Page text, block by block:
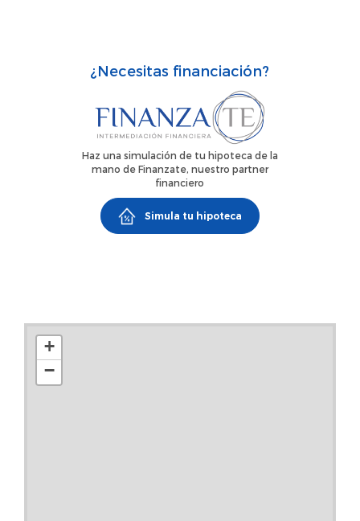
SON RENDERS-¿NECESITAS FINANCIACIÓN O ESTÁS
PENSANDO EN VENDDER TU PROPIEDAD? ¡Contáctanos!
Estaremos encantados de ayudarte y poder cubrir tus
necesidades. **CONSULTAR GASTOS Y HONORARIOS DE
¿Necesitas financiación?
Haz una simulación de tu hipoteca de la
mano de Finanzate, nuestro partner
financiero
Simula tu hipoteca
+
−